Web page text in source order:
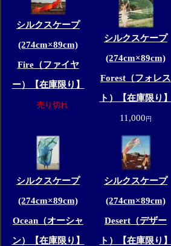
シルクスケープ
(274cm×89cm)
Fire（ファイヤ
ー）【在庫限り】
売り切れ
シルクスケープ
(274cm×89cm)
Forest（フォレス
ト）【在庫限り】
11,000円
シルクスケープ
(274cm×89cm)
Ocean（オーシャ
ン）【在庫限り】
シルクスケープ
(274cm×89cm)
Desert（デザー
ト）【在庫限り】